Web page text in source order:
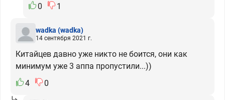
0
1
wadka (wadka)
14 сентября 2021 г.
Китайцев давно уже никто не боится, они как
минимум уже 3 аппа пропустили...))
4
0